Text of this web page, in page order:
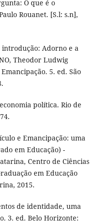
O que é o
Rouanet. [S.l: s.n],
introdução: Adorno e a
Theodor Ludwig
5. ed. São
política. Rio de
e Emancipação: uma
em Educação) -
Centro de Ciências
em Educação
2015.
de identidade, uma
3. ed. Belo Horizonte: